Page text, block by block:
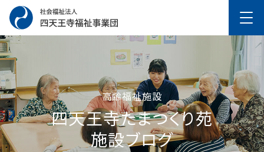
高齢福祉施設
四天王寺たまつくり苑
施設ブログ